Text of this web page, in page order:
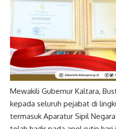
Mewakili Gubernur Kaltara,
kepada seluruh pejabat di
termasuk Aparatur Sipil